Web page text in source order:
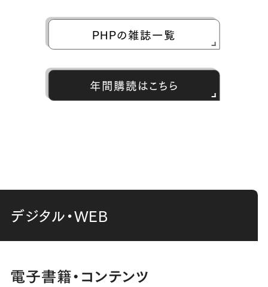
PHPの雑誌一覧
年間購読はこちら
デジタル・WEB
電子書籍・コンテンツ